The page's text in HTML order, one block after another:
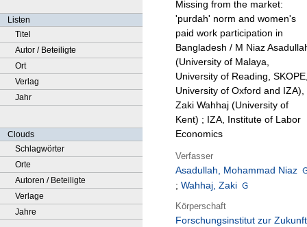
Listen
Titel
Autor / Beteiligte
Ort
Verlag
Jahr
Clouds
Schlagwörter
Orte
Autoren / Beteiligte
Verlage
Jahre
Missing from the market:
'purdah' norm and women's
paid work participation in
Bangladesh / M Niaz
(University of Malaya,
University of Reading,
University of Oxford and IZA),
Zaki Wahhaj (University of
Kent) ; IZA, Institute of Labor
Economics
Verfasser
Asadullah, Mohammad Niaz
; Wahhaj, Zaki
Körperschaft
Forschungsinstitut zur Zukunft